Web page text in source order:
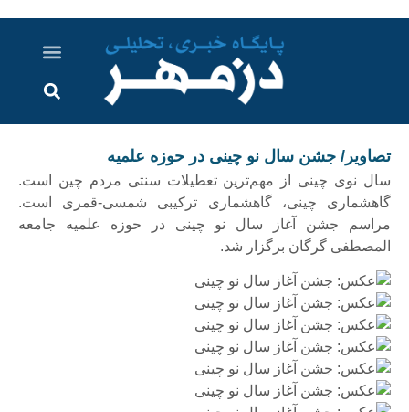
تصاویر/ جشن سال نو چینی در حوزه علمیه
سال نوی چینی از مهم‌ترین تعطیلات سنتی مردم چین است.
گاهشماری چینی، گاهشماری ترکیبی شمسی-قمری است.
مراسم جشن آغاز سال نو چینی در حوزه علمیه جامعه
المصطفی گرگان برگزار شد.